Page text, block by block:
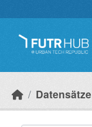
Datensätze